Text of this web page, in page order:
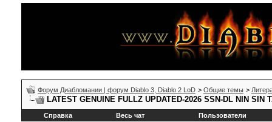
Форум Диабломании | форум Diablo 3, Diablo 2 LoD > Общие темы >
LATEST GENUINE FULLZ UPDATED-2026 SSN-DL NIN SIN
Справка Весь чат Пользователи